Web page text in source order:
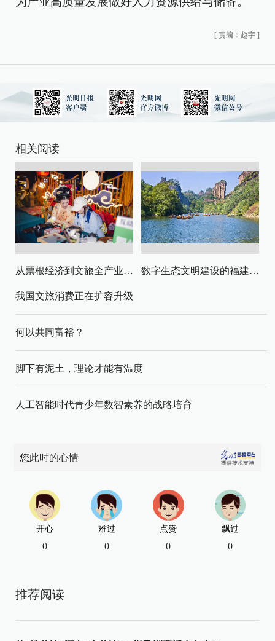
[ 责编：赵宇 ]
相关阅读
从票根经济到文旅全产业链升级 数字生态文明建设的福建路径与启示
我国文旅消费正在扩容升级
何以共同富裕？
脚下有泥土，理论才能有温度
人工智能时代青少年数智素养的战略培育
您此时的心情
开心
0
难过
0
点赞
0
飘过
0
推荐阅读